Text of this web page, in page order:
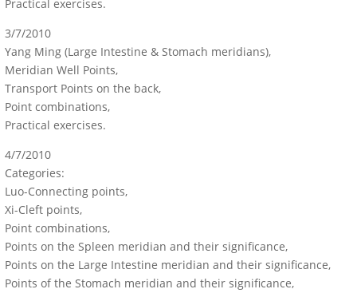
Practical exercises.
3/7/2010
Yang Ming (Large Intestine & Stomach meridians),
Meridian Well Points,
Transport Points on the back,
Point combinations,
Practical exercises.
4/7/2010
Categories:
Luo-Connecting points,
Xi-Cleft points,
Point combinations,
Points on the Spleen meridian and their significance,
Points on the Large Intestine meridian and their significance,
Points of the Stomach meridian and their significance,